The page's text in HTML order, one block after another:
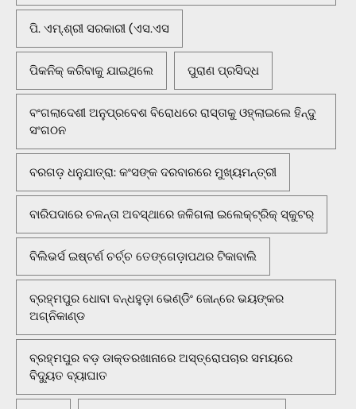
ପି. ଏମ୍.ଶ୍ରୀ ସରକାରୀ (ଏସ.ଏସ
ପିକନିକ୍‌ କରିବାକୁ ଯାଇଥିଲେ ପୁରାଣ ପ୍ରସିଦ୍ଧ
ବଂଗଲାଦେଶୀ ଅନୁପ୍ରବେଶ ବିରୋଧରେ ରାସ୍ତାକୁ ଓହ୍ଲାଇଲେ ହିନ୍ଦୁ
ସଂଗଠନ
ବରଗଡ଼ ଧନୁଯାତ୍ରା: କଂସଙ୍କ ଦରବାରରେ ମୁଖ୍ୟମନ୍ତ୍ରୀ
ବାରିପଦାରେ ଚଳନ୍ତା ଅବସ୍ଥାରେ ଜଳିଗଲା ଇଲେକ୍ଟ୍ରିକ୍ ସ୍କୁଟର୍
ବିଲିଭର୍ସ ଇଷ୍ଟର୍ଣ ଚର୍ଚ୍ଚ ତେଙ୍ଗେଡ଼ାପଥର ଟିକାବାଲି
ବ୍ରହ୍ମପୁର ଧୋବା ବନ୍ଧହୁଡ଼ା ଭେଣ୍ଡିଂ ଜୋନ୍‌ରେ ଭୟଙ୍କର
ଅଗ୍ନିକାଣ୍ଡ
ବ୍ରହ୍ମପୁର ବଡ଼ ଡାକ୍ତରଖାନାରେ ଅସ୍ତ୍ରୋପଚାର ସମୟରେ
ବିଦ୍ୟୁତ ବ୍ୟାଘାତ